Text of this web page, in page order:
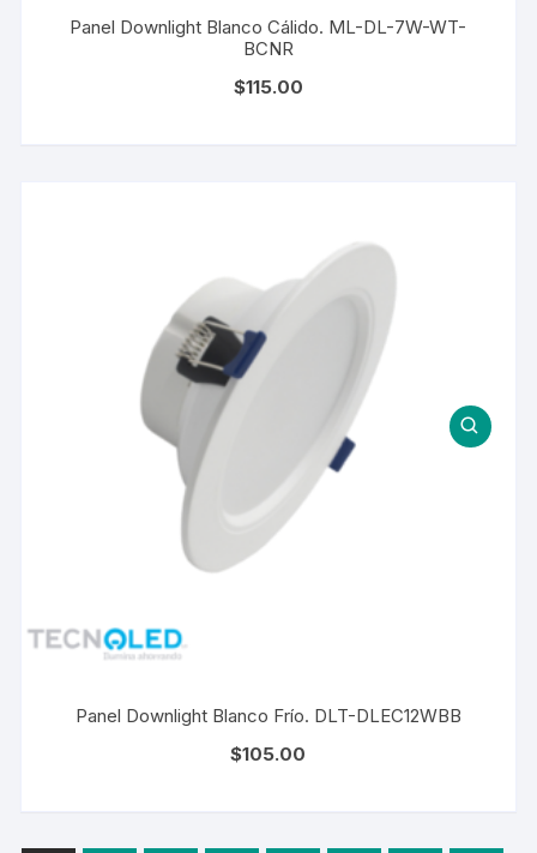
Panel Downlight Blanco Cálido. ML-DL-7W-WT-
BCNR
$115.00
Panel Downlight Blanco Frío. DLT-DLEC12WBB
$105.00